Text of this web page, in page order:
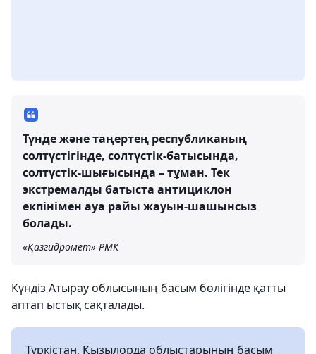
Түнде және таңертең республиканың
солтүстігінде, солтүстік-батысында,
солтүстік-шығысында – тұман. Тек
экстремалды батыста антициклон
екпінімен ауа райы жауын-шашынсыз
болады.
«Қазгидромет» РМК
Күндіз Атырау облысының басым бөлігінде қатты
аптап ыстық сақталады.
Түркістан, Қызылорда облыстарының басым